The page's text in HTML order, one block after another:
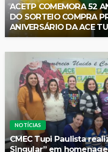
ACETP COMEMORA 52
DO SORTEIO COMPRA
ANIVERSÁRIO DA ACE
NOTÍCIAS
CMEC Tupi Paulista
Singular” em